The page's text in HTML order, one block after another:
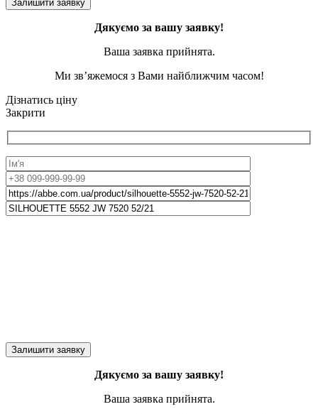
Дякуємо за вашу заявку!
Ваша заявка прийнята.
Ми зв’яжемося з Вами найближчим часом!
Дізнатись ціну
Закрити
Дякуємо за вашу заявку!
Ваша заявка прийнята.